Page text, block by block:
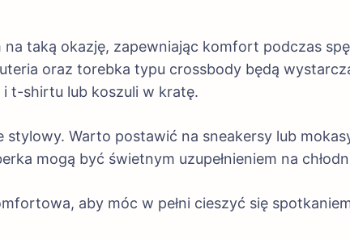
taką okazję, zapewniając komfort podczas
oraz torebka typu crossbody będą
t-shirtu lub koszuli w kratę.
Warto postawić na sneakersy lub
mogą być świetnym uzupełnieniem na
aby móc w pełni cieszyć się